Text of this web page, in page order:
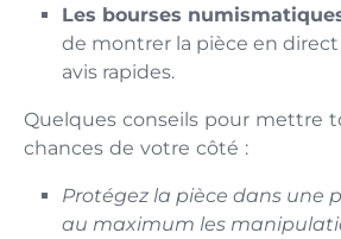
Les bourses
de montrer la pièce en
avis rapides.
Quelques conseils pour mettre
chances de votre côté :
Protégez la pièce dans une
au maximum les